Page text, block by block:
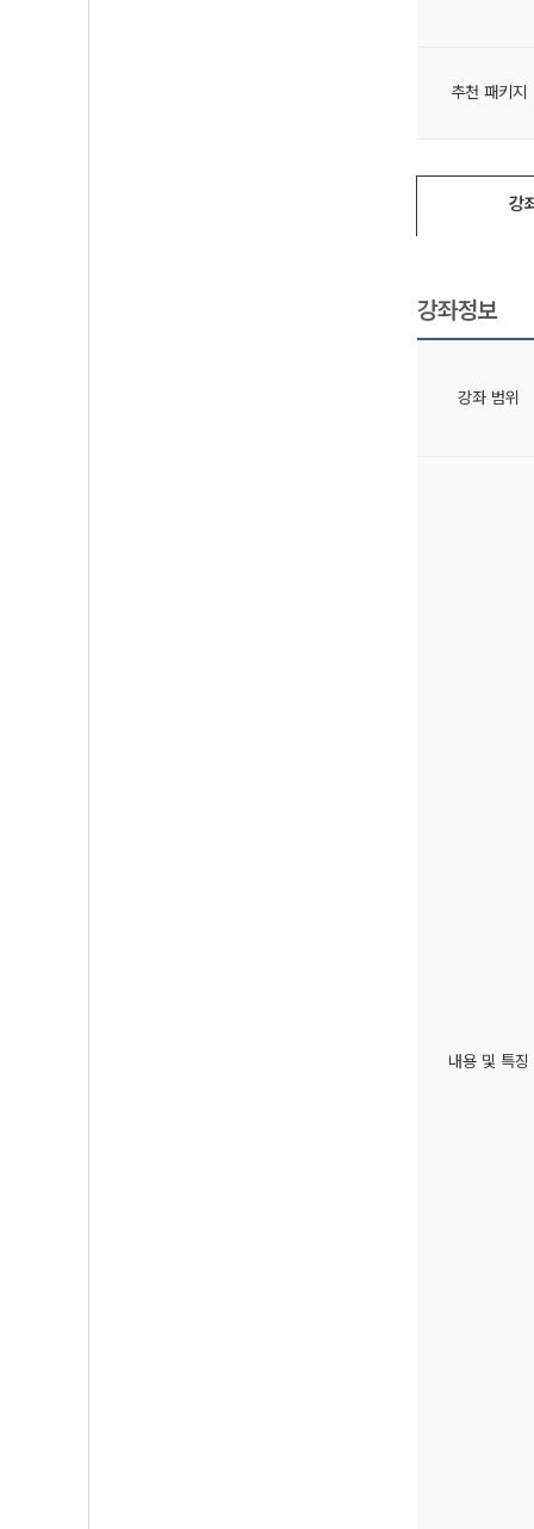
추천 패키지
강
강좌정보
강좌 범위
내용 및 특징